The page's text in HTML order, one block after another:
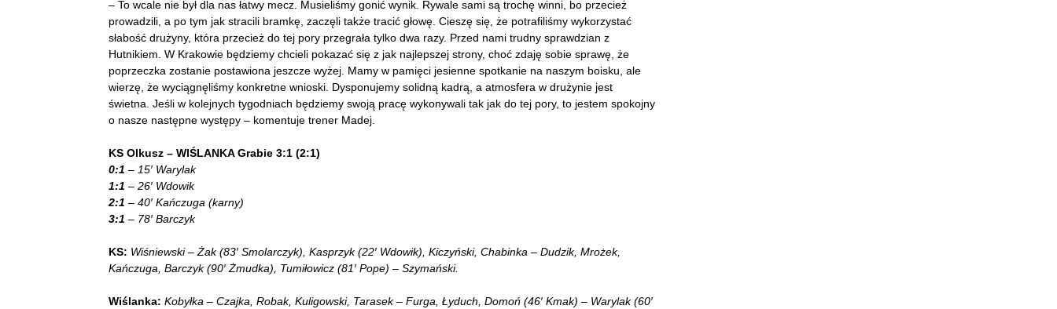
– To wcale nie był dla nas łatwy mecz. Musieliśmy gonić wynik. Rywale sami są trochę winni, bo przecież
prowadzili, a po tym jak stracili bramkę, zaczęli także tracić głowę. Cieszę się, że potrafiliśmy wykorzystać
słabość drużyny, która przecież do tej pory przegrała tylko dwa razy. Przed nami trudny sprawdzian z
Hutnikiem. W Krakowie będziemy chcieli pokazać się z jak najlepszej strony, choć zdaję sobie sprawę, że
poprzeczka zostanie postawiona jeszcze wyżej. Mamy w pamięci jesienne spotkanie na naszym boisku, ale
wierzę, że wyciągnęliśmy konkretne wnioski. Dysponujemy solidną kadrą, a atmosfera w drużynie jest
świetna. Jeśli w kolejnych tygodniach będziemy swoją pracę wykonywali tak jak do tej pory, to jestem spokojny
o nasze następne występy – komentuje trener Madej.
KS Olkusz – WIŚLANKA Grabie 3:1 (2:1)
0:1 – 15′ Warylak
1:1 – 26′ Wdowik
2:1 – 40′ Kańczuga (karny)
3:1 – 78′ Barczyk
KS: Wiśniewski – Żak (83′ Smolarczyk), Kasprzyk (22′ Wdowik), Kiczyński, Chabinka – Dudzik, Mrożek,
Kańczuga, Barczyk (90′ Żmudka), Tumiłowicz (81′ Pope) – Szymański.
Wiślanka: Kobyłka – Czajka, Robak, Kuligowski, Tarasek – Furga, Łyduch, Domoń (46′ Kmak) – Warylak (60′